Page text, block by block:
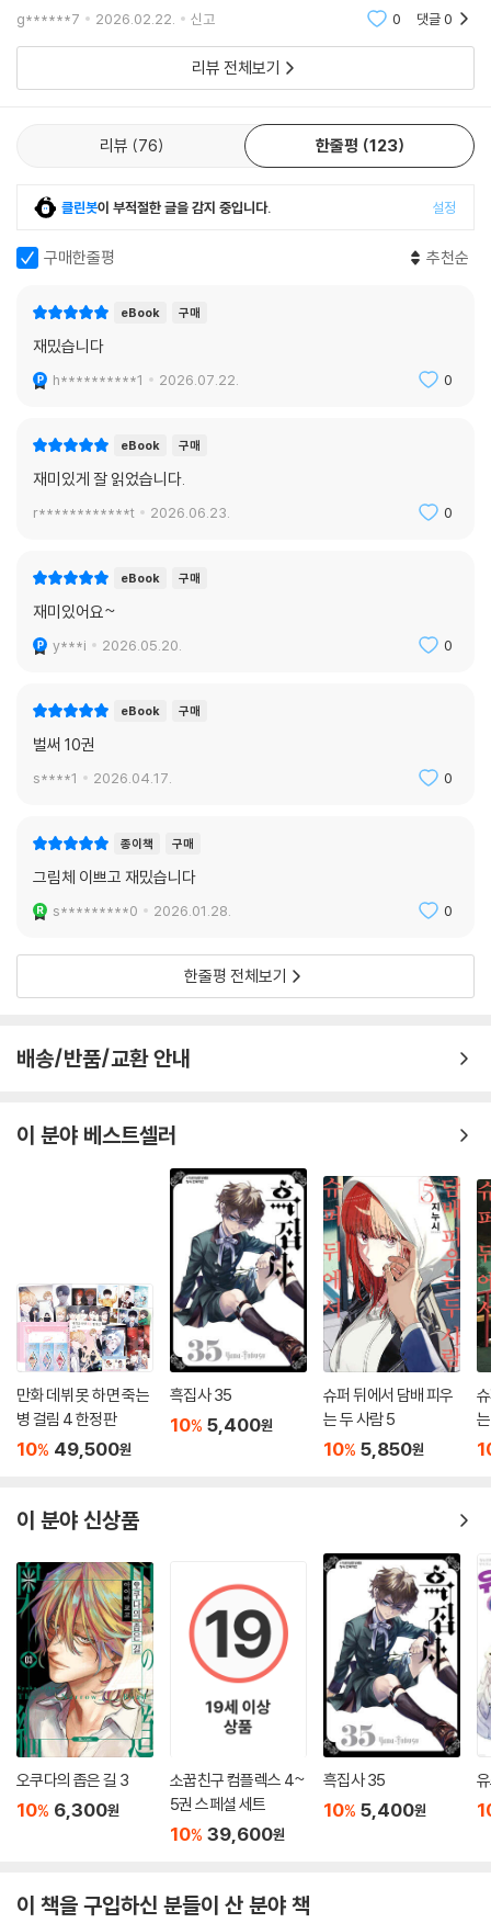
g******7 2026.02.22. 신고 0 댓글0
리뷰 전체보기
리뷰 76 한줄평 123
클린봇이 부적절한 글을 감지 중입니다. 설정
구매한줄평 추천순
eBook 구매
재밌습니다
h**********1 2026.07.22. 0
eBook 구매
재미있게 잘 읽었습니다.
r************t 2026.06.23. 0
eBook 구매
재미있어요~
y***i 2026.05.20. 0
eBook 구매
벌써 10권
s****1 2026.04.17. 0
종이책 구매
그림체 이쁘고 재밌습니다
s*********0 2026.01.28. 0
한줄평 전체보기
배송/반품/교환 안내
이 분야 베스트셀러
만화 데뷔 못 하면 죽는
병 걸림 4 한정판
10% 49,500원
흑집사 35
10% 5,400원
슈퍼 뒤에서 담배 피우
는 두 사람 5
10% 5,850원
이 분야 신상품
오쿠다의 좁은 길 3
10% 6,300원
소꿉친구 컴플렉스 4~
5권 스페셜 세트
10% 39,600원
흑집사 35
10% 5,400원
이 책을 구입하신 분들이 산 분야 책